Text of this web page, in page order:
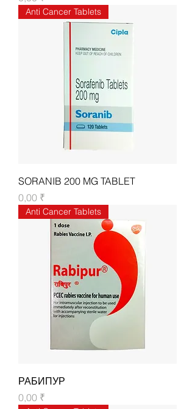
Anti Cancer Tablets
SORANIB 200 MG TABLET
Цена
0,00 ₹
Anti Cancer Tablets
РАБИПУР
Цена
0,00 ₹